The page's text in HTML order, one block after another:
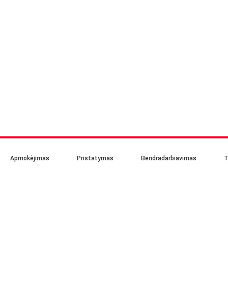
Apmokėjimas Pristatymas Bendradarbiavimas